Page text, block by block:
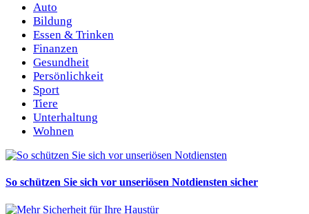
Auto
Bildung
Essen & Trinken
Finanzen
Gesundheit
Persönlichkeit
Sport
Tiere
Unterhaltung
Wohnen
So schützen Sie sich vor unseriösen Notdiensten sicher